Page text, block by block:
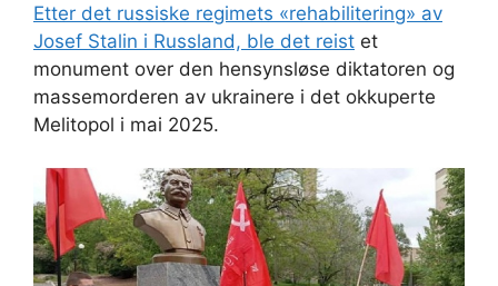
Etter det russiske regimets «rehabilitering» av
Josef Stalin i Russland, ble det reist et
monument over den hensynsløse diktatoren og
massemorderen av ukrainere i det okkuperte
Melitopol i mai 2025.